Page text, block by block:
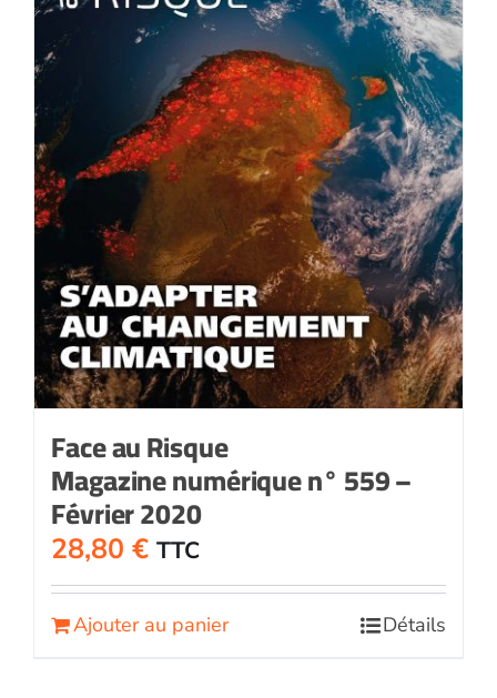
Face au Risque
Magazine numérique n° 559 –
Février 2020
28,80 € TTC
Ajouter au panier Détails